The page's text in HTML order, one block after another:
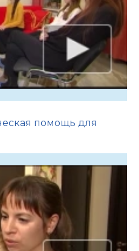
помощь для